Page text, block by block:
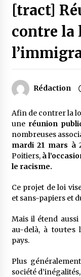
[tract]
contre la
Rédaction
Afin de contrer la
une réunion
nombreuses
mardi 21 mars à
Poitiers, à
le racisme.
Ce projet de loi
et sans-papiers et
Mais il étend aussi
au-delà, à
pays.
Plus
société